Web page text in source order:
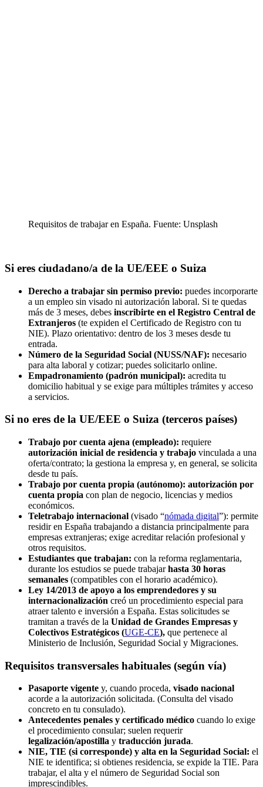
Requisitos de trabajar en España. Fuente: Unsplash
Si eres ciudadano/a de la UE/EEE o Suiza
Derecho a trabajar sin permiso previo: puedes incorporarte
a un empleo sin visado ni autorización laboral. Si te quedas
más de 3 meses, debes inscribirte en el Registro Central de
Extranjeros (te expiden el Certificado de Registro con tu
NIE). Plazo orientativo: dentro de los 3 meses desde tu
entrada.
Número de la Seguridad Social (NUSS/NAF): necesario
para alta laboral y cotizar; puedes solicitarlo online.
Empadronamiento (padrón municipal): acredita tu
domicilio habitual y se exige para múltiples trámites y acceso
a servicios.
Si no eres de la UE/EEE o Suiza (terceros países)
Trabajo por cuenta ajena (empleado): requiere
autorización inicial de residencia y trabajo vinculada a una
oferta/contrato; la gestiona la empresa y, en general, se solicita
desde tu país.
Trabajo por cuenta propia (autónomo): autorización por
cuenta propia con plan de negocio, licencias y medios
económicos.
Teletrabajo internacional (visado “nómada digital”): permite
residir en España trabajando a distancia principalmente para
empresas extranjeras; exige acreditar relación profesional y
otros requisitos.
Estudiantes que trabajan: con la reforma reglamentaria,
durante los estudios se puede trabajarhasta 30 horas
semanales (compatibles con el horario académico).
Ley 14/2013 de apoyo a los emprendedores y su
internacionalización creó un procedimiento especial para
atraer talento e inversión a España. Estas solicitudes se
tramitan a través de la Unidad de Grandes Empresas y
Colectivos Estratégicos (UGE-CE), que pertenece al
Ministerio de Inclusión, Seguridad Social y Migraciones.
Requisitos transversales habituales (según vía)
Pasaporte vigente y, cuando proceda, visado nacional
acorde a la autorización solicitada. (Consulta del visado
concreto en tu consulado).
Antecedentes penales y certificado médico cuando lo exige
el procedimiento consular; suelen requerir
legalización/apostilla y traducción jurada.
NIE, TIE (si corresponde) y alta en la Seguridad Social: el
NIE te identifica; si obtienes residencia, se expide la TIE. Para
trabajar, el alta y el número de Seguridad Social son
imprescindibles.